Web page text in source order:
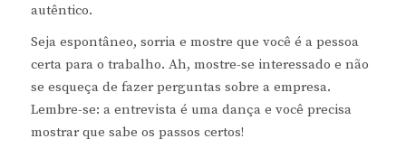
autêntico.
Seja espontâneo, sorria e mostre que você é a pessoa
certa para o trabalho. Ah, mostre-se interessado e não
se esqueça de fazer perguntas sobre a empresa.
Lembre-se: a entrevista é uma dança e você precisa
mostrar que sabe os passos certos!